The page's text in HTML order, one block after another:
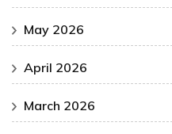
May 2026
April 2026
March 2026